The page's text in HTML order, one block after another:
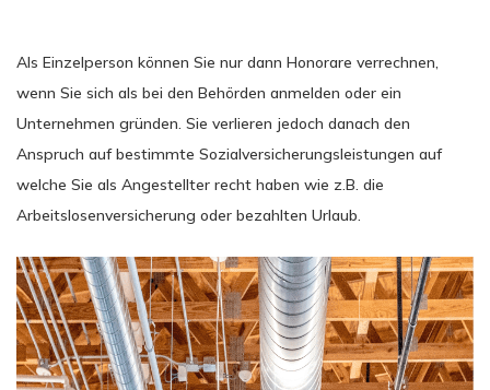
Als Einzelperson können Sie nur dann Honorare verrechnen,
wenn Sie sich als bei den Behörden anmelden oder ein
Unternehmen gründen. Sie verlieren jedoch danach den
Anspruch auf bestimmte Sozialversicherungsleistungen auf
welche Sie als Angestellter recht haben wie z.B. die
Arbeitslosenversicherung oder bezahlten Urlaub.